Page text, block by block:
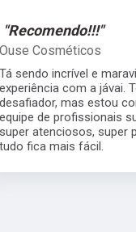
Cosméticos
incrível e maravilhoso
com a jávai. Tem
mas estou
de profissionais super
atenciosos, super
mais fácil.